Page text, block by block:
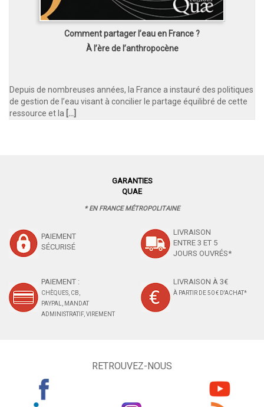
Comment partager l’eau en France ?
À l’ère de l’anthropocène
Depuis de nombreuses années, la France a instauré des politiques
de gestion de l’eau visant à concilier le partage équilibré de cette
ressource et la [...]
GARANTIES
QUAE
* EN FRANCE MÉTROPOLITAINE
PAIEMENT
SÉCURISÉ
LIVRAISON
ENTRE 3 ET 5
JOURS OUVRÉS*
PAIEMENT :
CHÈQUES, CB,
PAYPAL, MANDAT
ADMINISTRATIF, VIREMENT
LIVRAISON À 3€
À PARTIR DE 50 € D'ACHAT*
RETROUVEZ-NOUS